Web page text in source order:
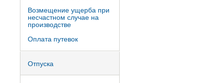
Возмещение ущерба при
несчастном случае на
производстве
Оплата путевок
Отпуска